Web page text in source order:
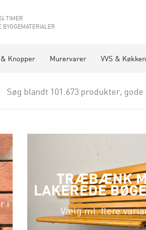
TIMER
Knopper Murervarer VVS & Køkken
Søg blandt 101.673 produkter,
i
TRÆBÆNK
LAKEREDE
Vælg ml. flere